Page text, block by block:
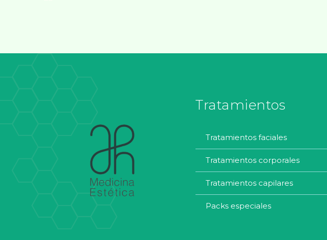
Tratamientos
tratamientos faciales
tratamientos corporales
tratamientos capilares
packs especiales